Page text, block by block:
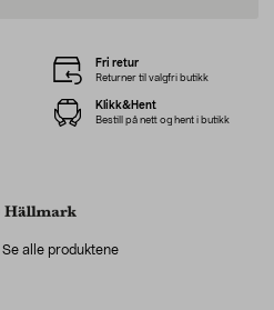
Se alle produktene
Fri retur
Returner til valgfri butikk
Klikk&Hent
Bestill på nett og hent i butikk